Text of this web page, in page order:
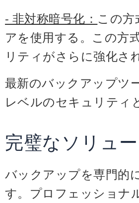
- 非対称暗号化： この
アを使用する。この方
リティがさらに強化さ
最新のバックアップツ
レベルのセキュリティ
完璧なソリュ
バックアップを専門的
す。プロフェッショナ